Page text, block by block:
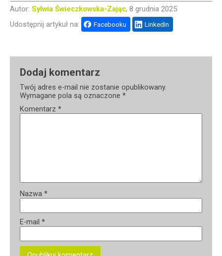
Autor: Sylwia Świeczkowska-Zając, 8 grudnia 2025
Udostępnij artykuł na:
Facebooku LinkedIn
Dodaj komentarz
Twój adres e-mail nie zostanie opublikowany.
Wymagane pola są oznaczone *
Komentarz *
Nazwa *
E-mail *